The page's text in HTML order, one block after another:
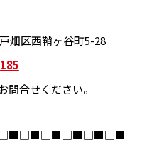
畑区西鞘ヶ谷町5-28
問合せください。